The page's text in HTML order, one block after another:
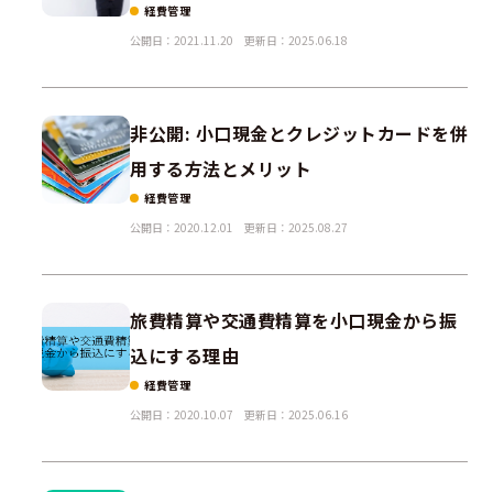
経費管理
公開日：2021.11.20
更新日：2025.06.18
非公開: 小口現金とクレジットカードを併
用する方法とメリット
経費管理
公開日：2020.12.01
更新日：2025.08.27
旅費精算や交通費精算を小口現金から振
込にする理由
経費管理
公開日：2020.10.07
更新日：2025.06.16